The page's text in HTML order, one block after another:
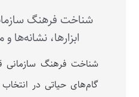
شناخت فرهنگ
ابزارها، نشانه‌ها
شناخت فرهنگ سازمانی
گام‌های حیاتی در